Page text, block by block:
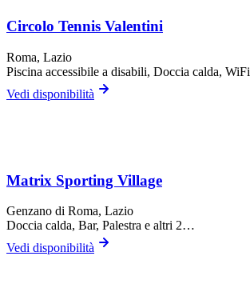
Circolo Tennis Valentini
Roma, Lazio
Piscina accessibile a disabili, Doccia calda, WiFi
Vedi disponibilità
Matrix Sporting Village
Genzano di Roma, Lazio
Doccia calda, Bar, Palestra e altri 2…
Vedi disponibilità